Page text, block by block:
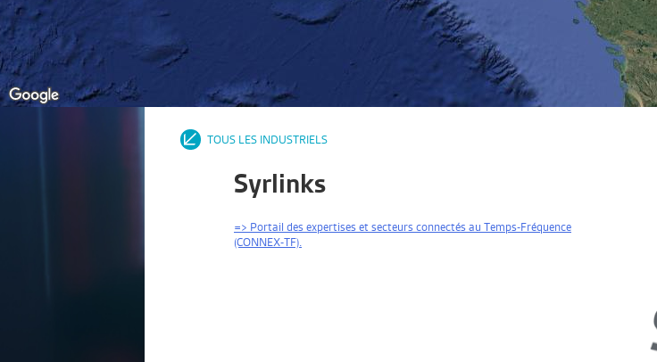
TOUS LES INDUSTRIELS
Syrlinks
=> Portail des expertises et secteurs connectés au Temps-Fréquence
(CONNEX-TF).